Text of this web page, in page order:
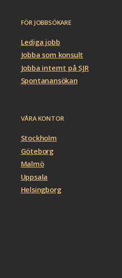
FÖR JOBBSÖKARE
Lediga jobb
Jobba som konsult
Jobba internt på SJR
Spontanansökan
VÅRA KONTOR
Stockholm
Göteborg
Malmö
Uppsala
Helsingborg